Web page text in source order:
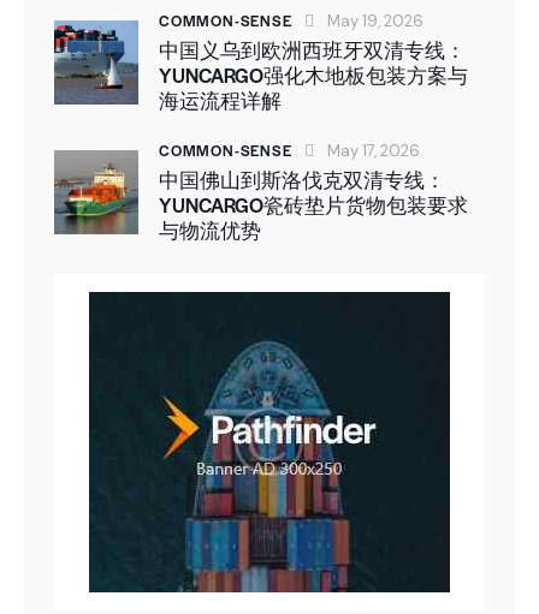
COMMON-SENSE May 19, 2026
中国义乌到欧洲西班牙双清专线：
YUNCARGO强化木地板包装方案与
海运流程详解
COMMON-SENSE May 17, 2026
中国佛山到斯洛伐克双清专线：
YUNCARGO瓷砖垫片货物包装要求
与物流优势